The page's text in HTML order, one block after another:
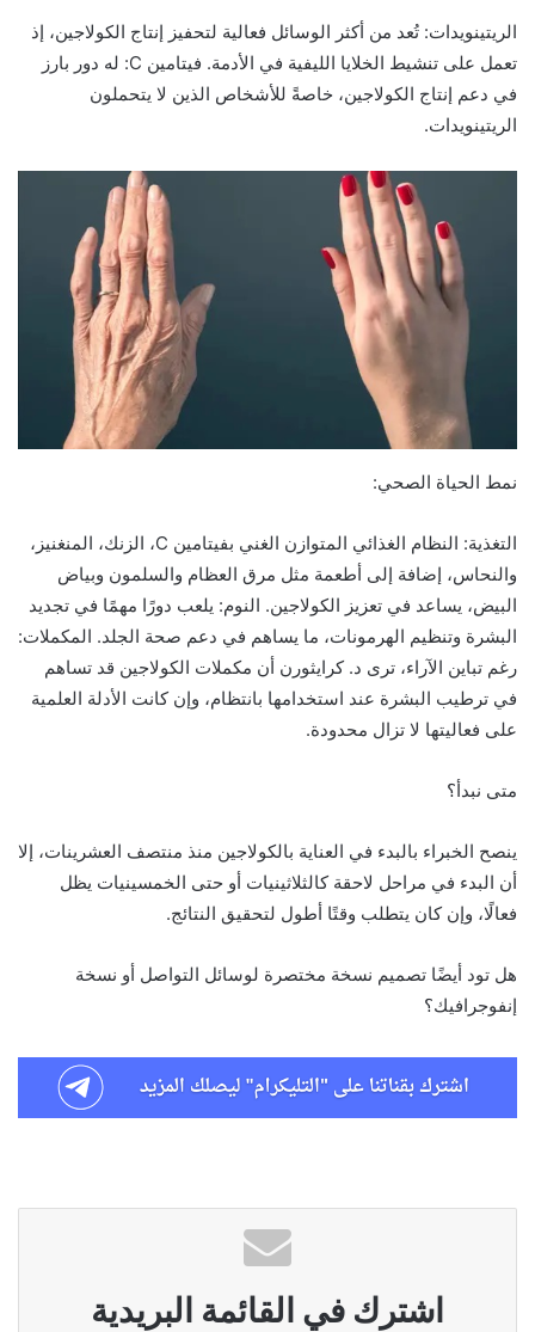
الريتينويدات: تُعد من أكثر الوسائل فعالية لتحفيز إنتاج الكولاجين، إذ
تعمل على تنشيط الخلايا الليفية في الأدمة. فيتامين C: له دور بارز
في دعم إنتاج الكولاجين، خاصةً للأشخاص الذين لا يتحملون
الريتينويدات.
نمط الحياة الصحي:
التغذية: النظام الغذائي المتوازن الغني بفيتامين C، الزنك، المنغنيز،
والنحاس، إضافة إلى أطعمة مثل مرق العظام والسلمون وبياض
البيض، يساعد في تعزيز الكولاجين. النوم: يلعب دورًا مهمًا في تجديد
البشرة وتنظيم الهرمونات، ما يساهم في دعم صحة الجلد. المكملات:
رغم تباين الآراء، ترى د. كرايثورن أن مكملات الكولاجين قد تساهم
في ترطيب البشرة عند استخدامها بانتظام، وإن كانت الأدلة العلمية
على فعاليتها لا تزال محدودة.
متى نبدأ؟
ينصح الخبراء بالبدء في العناية بالكولاجين منذ منتصف العشرينات، إلا
أن البدء في مراحل لاحقة كالثلاثينيات أو حتى الخمسينيات يظل
فعالًا، وإن كان يتطلب وقتًا أطول لتحقيق النتائج.
هل تود أيضًا تصميم نسخة مختصرة لوسائل التواصل أو نسخة
إنفوجرافيك؟
اشترك في القائمة البريدية